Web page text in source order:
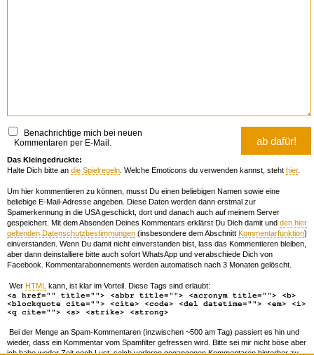
Benachrichtige mich bei neuen
Kommentaren per E-Mail.
Das Kleingedruckte:
Halte Dich bitte an die Spielregeln . Welche Emoticons du verwenden kannst, steht hier.
Um hier kommentieren zu können, musst Du einen beliebigen Namen sowie eine
beliebige E-Mail-Adresse angeben. Diese Daten werden dann erstmal zur
Spamerkennung in die USA geschickt, dort und danach auch auf meinem Server
gespeichert. Mit dem Absenden Deines Kommentars erklärst Du Dich damit und den hier
geltenden Datenschutzbestimmungen (insbesondere dem Abschnitt Kommentarfunktion)
einverstanden. Wenn Du damit nicht einverstanden bist, lass das Kommentieren bleiben,
aber dann deinstalliere bitte auch sofort WhatsApp und verabschiede Dich von
Facebook. Kommentarabonnements werden automatisch nach 3 Monaten gelöscht.
Wer HTML kann, ist klar im Vorteil. Diese Tags sind erlaubt:
<a href="" title=""> <abbr title=""> <acronym title=""> <b>
<blockquote cite=""> <cite> <code> <del datetime=""> <em> <i>
<q cite=""> <s> <strike> <strong>
Bei der Menge an Spam-Kommentaren (inzwischen ~500 am Tag) passiert es hin und
wieder, dass ein Kommentar vom Spamfilter gefressen wird. Bitte sei mir nicht böse aber
ich habe weder Zeit noch Lust, solch verloren gegangenen Kommentaren hinterher zu